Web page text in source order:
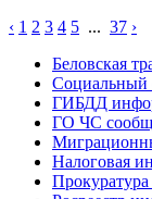
‹ 1 2 3 4 5 ... 37 ›
Беловская
Социальный
ГИБДД
ГО ЧС
Налоговая
Прокуратура